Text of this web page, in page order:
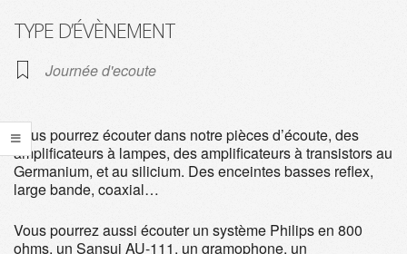
TYPE D’ÉVÈNEMENT
Journée d'ecoute
Vous pourrez écouter dans notre pièces d’écoute, des
amplificateurs à lampes, des amplificateurs à transistors au
Germanium, et au silicium. Des enceintes basses reflex,
large bande, coaxial…
Vous pourrez aussi écouter un système Philips en 800
ohms, un Sansui AU-111, un gramophone, un